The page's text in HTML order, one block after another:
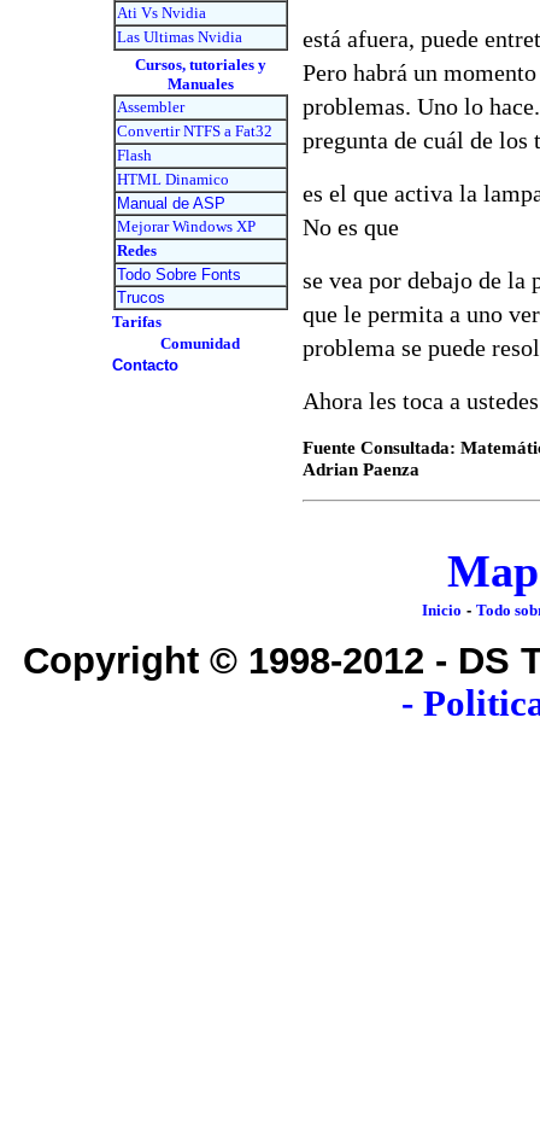
Ati Vs Nvidia
Las Ultimas Nvidia
Cursos, tutoriales y
Manuales
Assembler
Convertir NTFS a Fat32
Flash
HTML Dinamico
Manual de ASP
Mejorar Windows XP
Redes
Todo Sobre Fonts
Trucos
Tarifas
Comunidad
Contacto
está afuera, puede
Pero habrá un
problemas. Uno lo
pregunta de cuál de los
es el que activa la
No es que
se vea por debajo de la
que le permita a uno
problema se puede
Ahora les toca a
Fuente Consultada:
Adrian Paenza
Inicio - Todo
Copyright © 1998-2012 - DS
-